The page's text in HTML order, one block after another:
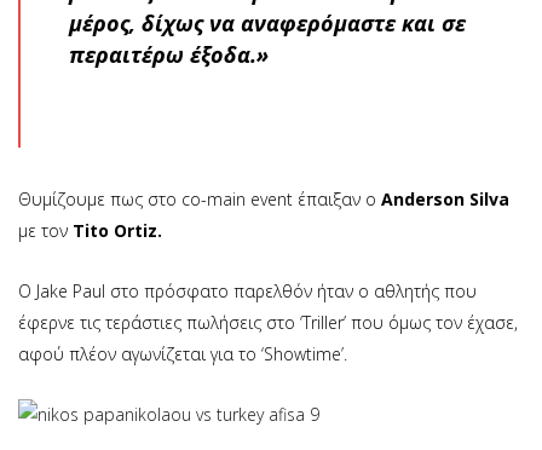
μέρος, δίχως να αναφερόμαστε και σε
περαιτέρω έξοδα.»
Θυμίζουμε πως στο co-main event έπαιξαν ο Anderson Silva
με τον Tito Ortiz.
O Jake Paul στο πρόσφατο παρελθόν ήταν ο αθλητής που
έφερνε τις τεράστιες πωλήσεις στο ‘Triller’ που όμως τον έχασε,
αφού πλέον αγωνίζεται για το ‘Showtime’.